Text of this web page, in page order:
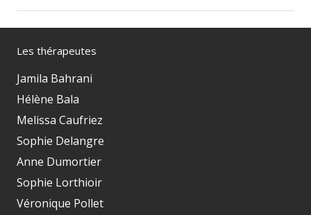
Les thérapeutes
Jamila Bahrani
Hélène Bala
Melissa Caufriez
Sophie Delangre
Anne Dumortier
Sophie Lorthioir
Véronique Pollet